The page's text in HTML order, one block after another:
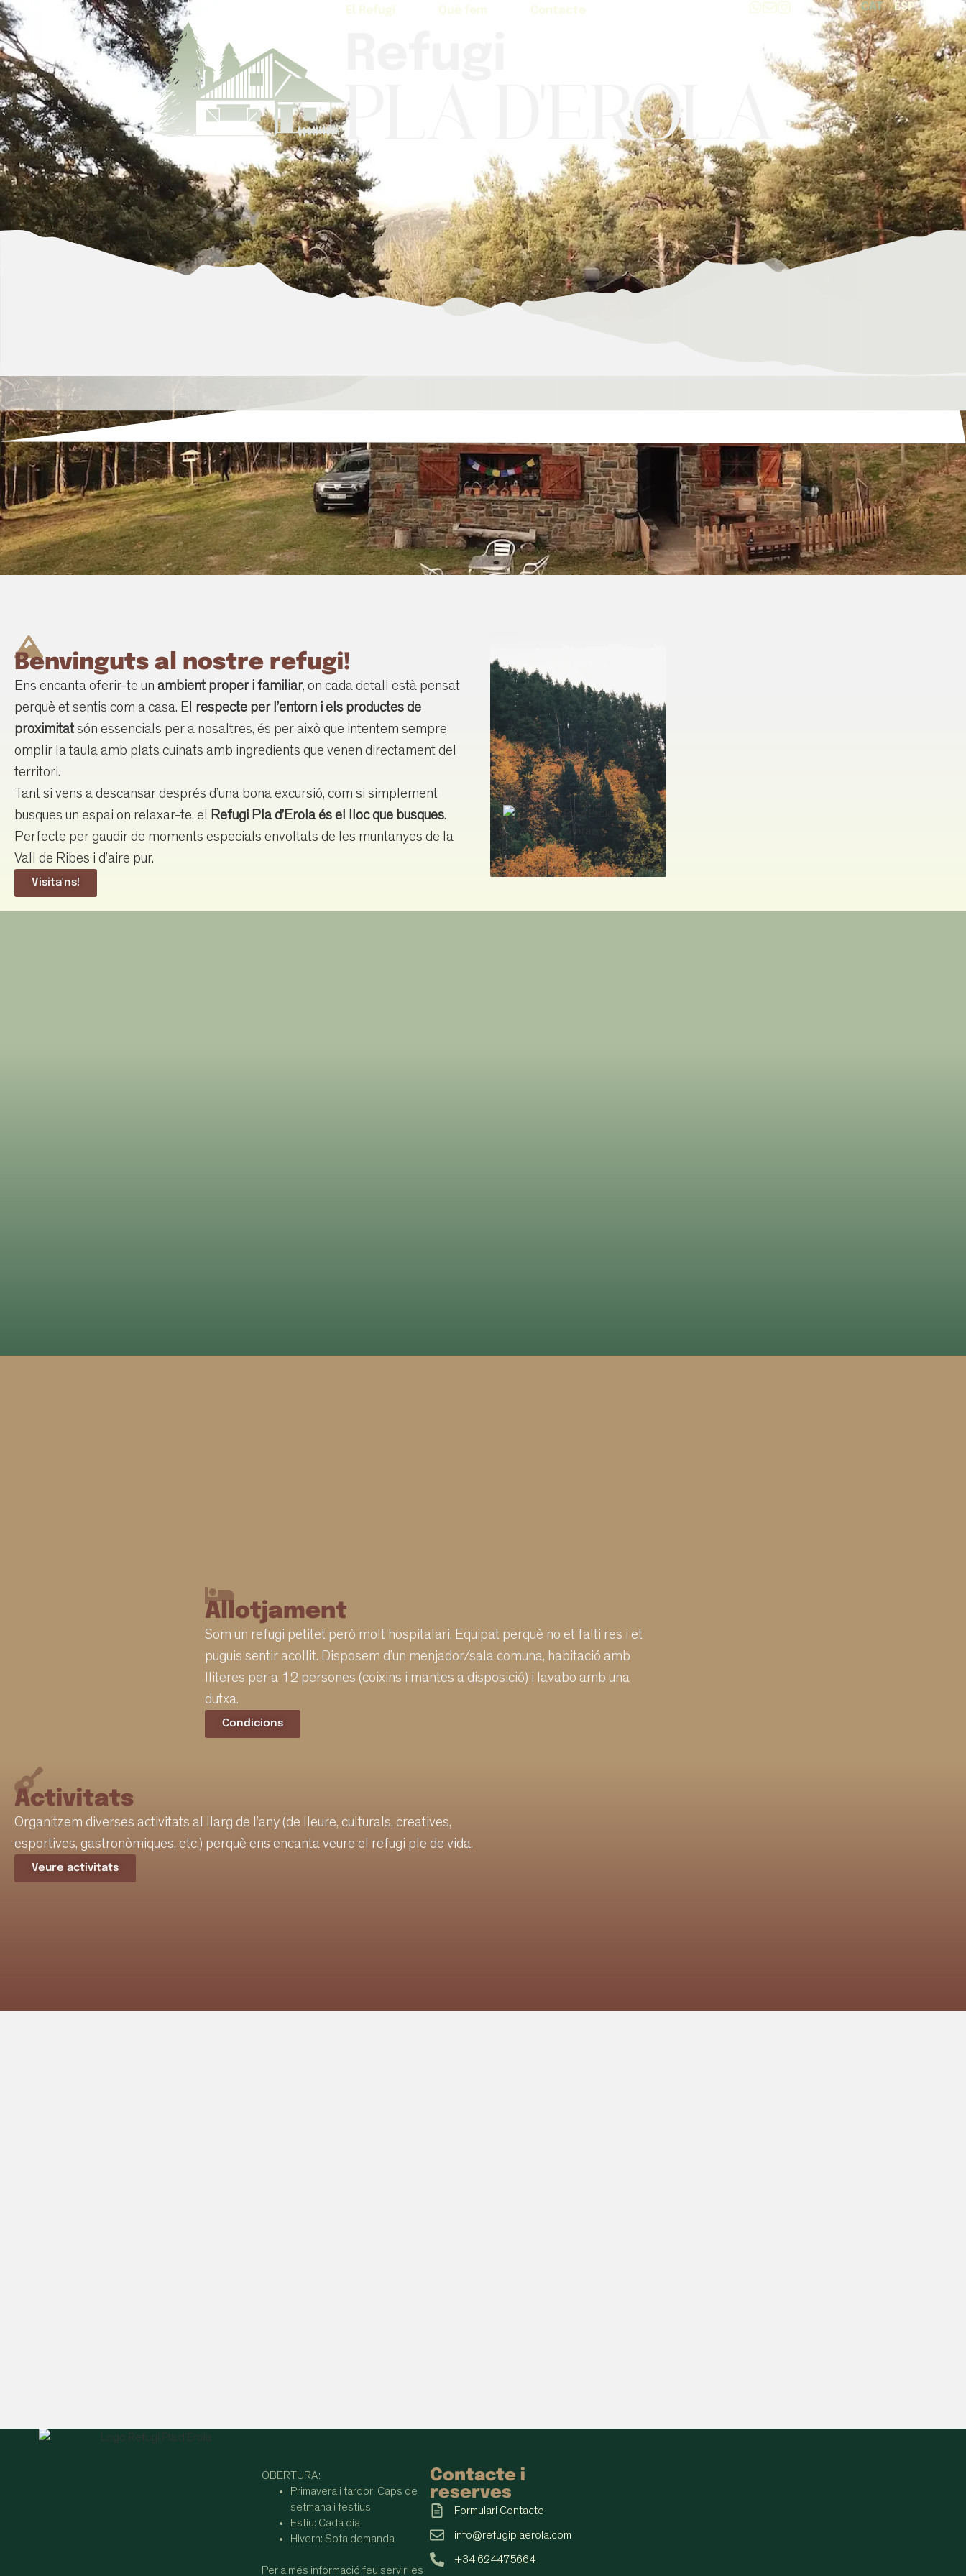
El Refugi Què fem Contacte CAT ESP
Pla d'Erola
Benvinguts al nostre refugi!
Ens encanta oferir-te un ambient proper i familiar, on cada detall està pensat
perquè et sentis com a casa. El respecte per l’entorn i els productes de
proximitatsón essencials per a nosaltres, és per això que intentem sempre
omplir la taula amb plats cuinats amb ingredients que venen directament del
territori.
Tant si vens a descansar després d’una bona excursió, com si simplement
busques un espai on relaxar-te, el
Refugi Pla d’Erola és el lloc que busques.
Perfecte per gaudir de moments especials envoltats de les muntanyes de la
Vall de Ribes i d’aire pur.
Visita'ns!
Allotjament
Som un refugi petitet però molt hospitalari. Equipat perquè no et falti res i et
puguis sentir acollit. Disposem d’un menjador/sala comuna, habitació amb
lliteres per a 12 persones (coixins i mantes a disposició) i lavabo amb una
dutxa.
Condicions
Activitats
Organitzem diverses activitats al llarg de l’any (de lleure, culturals, creatives,
esportives, gastronòmiques, etc.) perquè ens encanta veure el refugi ple de vida.
Veure activitats
OBERTURA:
Primavera i tardor: Caps de
setmana i festius
Estiu: Cada dia
Hivern: Sota demanda
Per a més informació feu servir les
Contacte i
reserves
Formulari Contacte
info@refugiplaerola.com
+34 624475664